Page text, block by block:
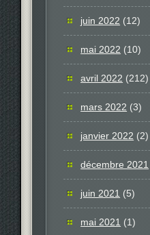
juin 2022 (12)
mai 2022 (10)
avril 2022 (212)
mars 2022 (3)
janvier 2022 (2)
décembre 2021
juin 2021 (5)
mai 2021 (1)